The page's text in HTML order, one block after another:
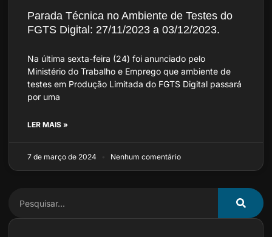
Parada Técnica no Ambiente de Testes do
FGTS Digital: 27/11/2023 a 03/12/2023.
Na última sexta-feira (24) foi anunciado pelo
Ministério do Trabalho e Emprego que ambiente de
testes em Produção Limitada do FGTS Digital passará
por uma
LER MAIS »
7 de março de 2024 Nenhum comentário